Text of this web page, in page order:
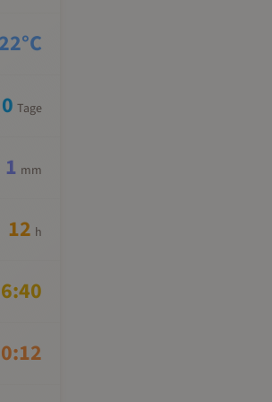
°C
0 Tage
1 mm
12 h